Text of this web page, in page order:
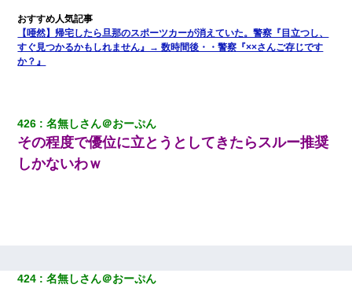
【唖然】帰宅したら旦那のスポーツカーが消えていた。警察『目立つし、
すぐ見つかるかもしれません』→ 数時間後・・警察『××さんご存じです
か？』
426 名無しさん＠おーぷん
その程度で優位に立とうとしてきたらスルー推奨
しかないわｗ
424 名無しさん＠おーぷん